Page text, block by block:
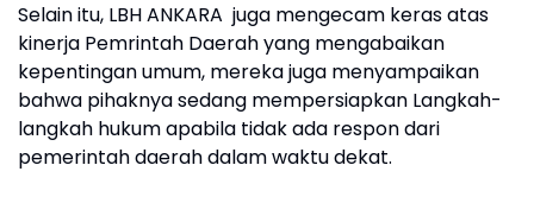
Selain itu, LBH ANKARA juga mengecam keras atas
kinerja Pemrintah Daerah yang mengabaikan
kepentingan umum, mereka juga menyampaikan
bahwa pihaknya sedang mempersiapkan Langkah-
langkah hukum apabila tidak ada respon dari
pemerintah daerah dalam waktu dekat.